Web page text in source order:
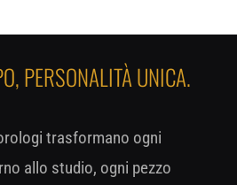
PERSONALITÀ UNICA.
trasformano ogni
allo studio, ogni pezzo